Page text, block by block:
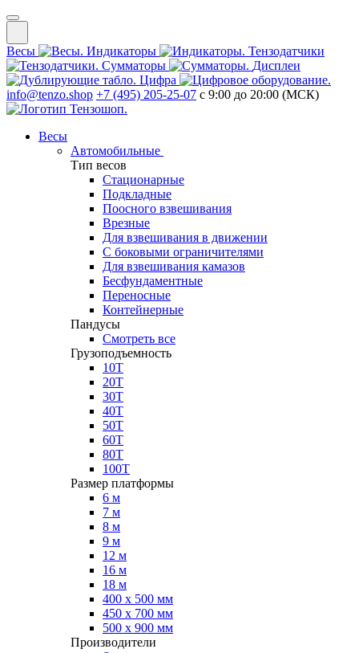
Весы Индикаторы
Тензодатчики
Сумматоры
Дисплеи
Цифра
info@tenzo.shop +7 (495) 205-25-07 с 9:00 до 20:00 (МСК)
Весы
Автомобильные
Тип весов
Стационарные
Подкладные
Поосного взвешивания
Врезные
Для взвешивания в движении
С боковыми ограничителями
Для взвешивания камазов
Бесфундаментные
Переносные
Контейнерные
Пандусы
Смотреть все
Грузоподъемность
10Т
20Т
30Т
40Т
50Т
60Т
80Т
100Т
Размер платформы
6 м
7 м
8 м
9 м
12 м
16 м
18 м
400 х 500 мм
450 х 700 мм
500 х 900 мм
Производители